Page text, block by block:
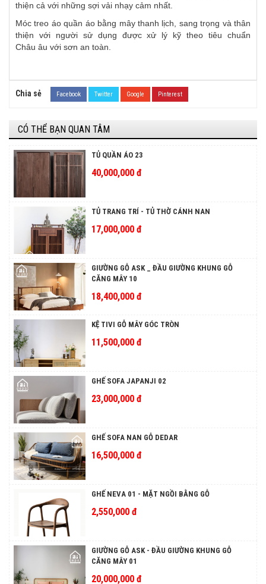
thiện cả với những sợi vải nhạy cảm nhất.
Móc treo áo quần áo bằng mây thanh lịch, sang trọng và thân
thiện với người sử dụng được xử lý kỹ theo tiêu chuẩn
Châu âu với sơn an toàn.
Chia sẻ Facebook Twitter Google Pinterest
CÓ THỂ BẠN QUAN TÂM
TỦ QUẦN ÁO 23
40,000,000 đ
TỦ TRANG TRÍ - TỦ THỜ CÁNH NAN
17,000,000 đ
GIƯỜNG GỖ ASK _ ĐẦU GIƯỜNG KHUNG GỖ
CĂNG MÂY 10
18,400,000 đ
KỆ TIVI GỖ MÂY GÓC TRÒN
11,500,000 đ
GHẾ SOFA JAPANJI 02
23,000,000 đ
GHẾ SOFA NAN GỖ DEDAR
16,500,000 đ
GHẾ NEVA 01 - MẶT NGỒI BẰNG GỖ
2,550,000 đ
GIƯỜNG GỖ ASK - ĐẦU GIƯỜNG KHUNG GỖ
CĂNG MÂY 01
20,000,000 đ